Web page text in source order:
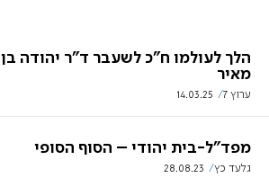
הלך לעולמו ח"כ לשעבר ד"ר יהודה בן
מאיר
ערוץ 7 14.03.25
מפד"ל-בית יהודי – הסוף הסופי
גלעד כץ 28.08.23